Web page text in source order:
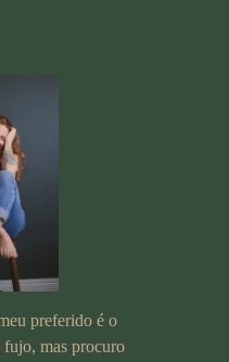
preferido é o
fujo, mas procuro